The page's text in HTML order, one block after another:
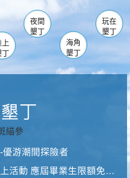
南仁湖
佳樂水
心 森林遊樂區
墾管處遊客中心
社頂公園 風吹沙
船帆石 龍磐公園
香蕉灣
砂島
鵝鑾鼻
上
丁
夜間
墾丁
海角
墾丁
玩在
墾丁
游潮間探險者
動 應屆畢業生限額免費參加